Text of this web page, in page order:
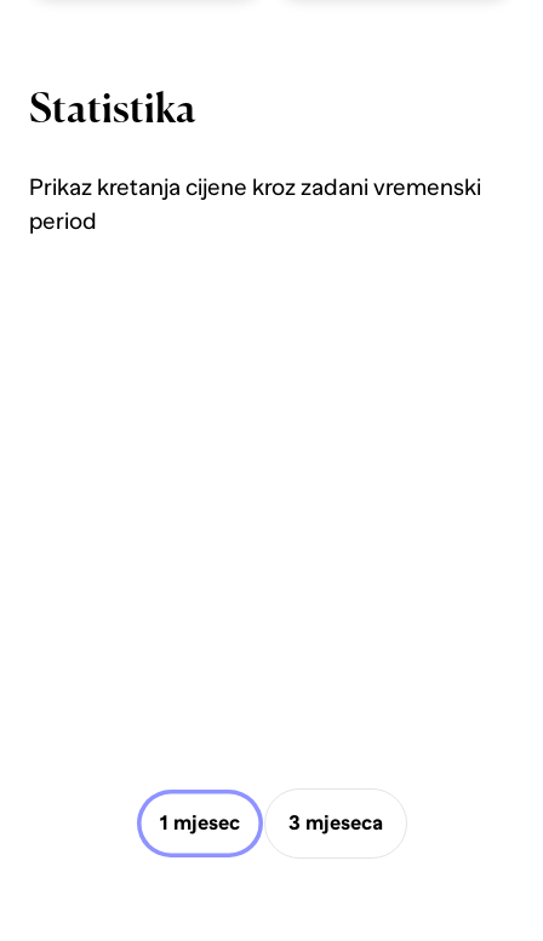
Statistika
Prikaz kretanja cijene kroz zadani vremenski
period
1 mjesec 3 mjeseca